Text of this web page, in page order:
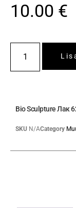
10.00 €
Bio Sculpture Лак
SKU N/ACategory